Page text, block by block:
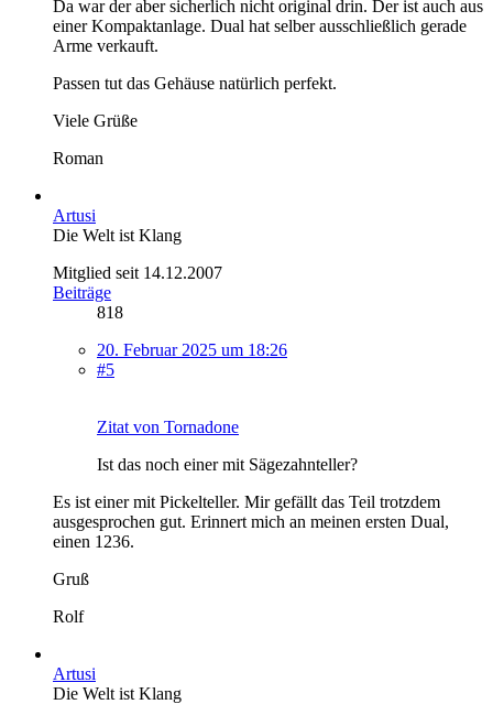
Da war der aber sicherlich nicht original drin. Der ist auch aus
einer Kompaktanlage. Dual hat selber ausschließlich gerade
Arme verkauft.
Passen tut das Gehäuse natürlich perfekt.
Viele Grüße
Roman
Artusi
Die Welt ist Klang
Mitglied seit 14.12.2007
Beiträge
818
20. Februar 2025 um 18:26
#5
Zitat von Tornadone
Ist das noch einer mit Sägezahnteller?
Es ist einer mit Pickelteller. Mir gefällt das Teil trotzdem
ausgesprochen gut. Erinnert mich an meinen ersten Dual,
einen 1236.
Gruß
Rolf
Artusi
Die Welt ist Klang